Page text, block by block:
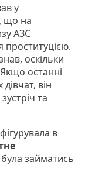
у
що на
АЗС
проституцією.
оскільки
Якщо останні
він
та
в
займатись